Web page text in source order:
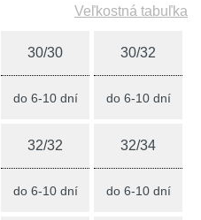
Veľkostná tabuľka
30/30
do 6-10 dní
30/32
do 6-10 dní
32/32
do 6-10 dní
32/34
do 6-10 dní